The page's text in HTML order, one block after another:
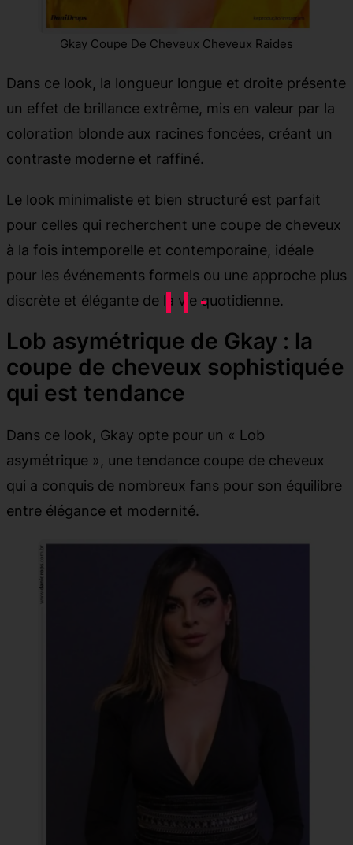
Gkay Coupe De Cheveux Cheveux Raides
Dans ce look, la longueur longue et droite présente
un effet de brillance extrême, mis en valeur par la
coloration blonde aux racines foncées, créant un
contraste moderne et raffiné.
Le look minimaliste et bien structuré est parfait
pour celles qui recherchent une coupe de cheveux
à la fois intemporelle et contemporaine, idéale
pour les événements formels ou une approche plus
discrète et élégante de la vie quotidienne.
Lob asymétrique de Gkay : la
coupe de cheveux sophistiquée
qui est tendance
Dans ce look, Gkay opte pour un « Lob
asymétrique », une tendance coupe de cheveux
qui a conquis de nombreux fans pour son équilibre
entre élégance et modernité.